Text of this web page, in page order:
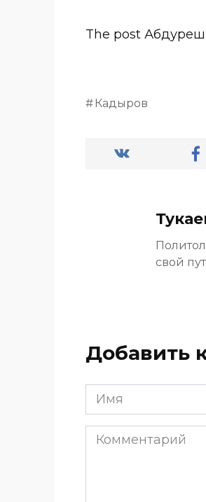
The post
Кадыров
свой
Добавить
Имя
*
Комментарий